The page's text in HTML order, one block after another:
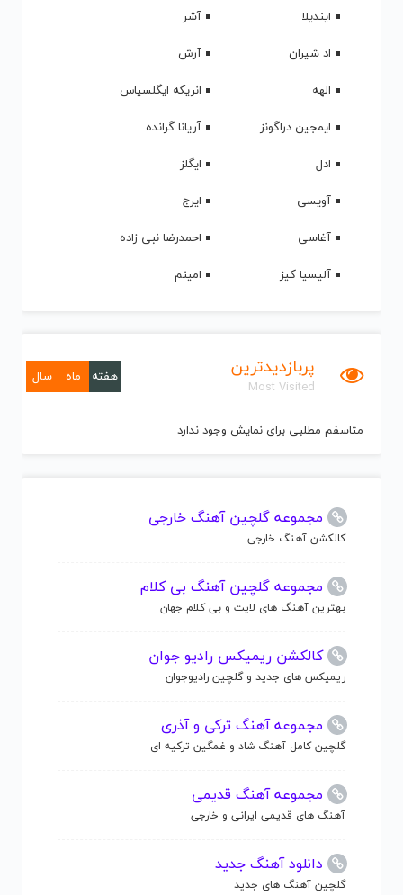
ایندیلا
آشر
اد شیران
آرش
الهه
انریکه ایگلسیاس
ایمجین دراگونز
آریانا گرانده
ادل
ایگلز
آویسی
ایرج
آغاسی
احمدرضا نبی زاده
آلیسیا کیز
امینم
پربازدیدترین
Most Visited
هفته ماه سال
متاسفم مطلبی برای نمایش وجود ندارد
مجموعه گلچین آهنگ خارجی
کالکشن آهنگ خارجی
مجموعه گلچین آهنگ بی کلام
بهترین آهنگ های لایت و بی کلام جهان
کالکشن ریمیکس رادیو جوان
ریمیکس های جدید و گلچین رادیوجوان
مجموعه آهنگ ترکی و آذری
گلچین کامل آهنگ شاد و غمگین ترکیه ای
مجموعه آهنگ قدیمی
آهنگ های قدیمی ایرانی و خارجی
دانلود آهنگ جدید
گلچین آهنگ های جدید